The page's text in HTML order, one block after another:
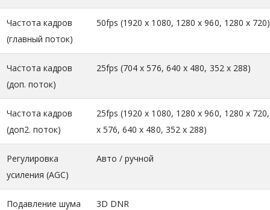
Частота кадров
(главный поток)
50fps (1920 x 1080, 1280 x 960, 1280 x 720)
Частота кадров
(доп. поток)
25fps (704 x 576, 640 x 480, 352 x 288)
Частота кадров
(доп2. поток)
25fps (1920 x 1080, 1280 x 960, 1280 x
x 576, 640 x 480, 352 x 288)
Регулировка
усиления (AGC)
Авто / ручной
Подавление шума
3D DNR